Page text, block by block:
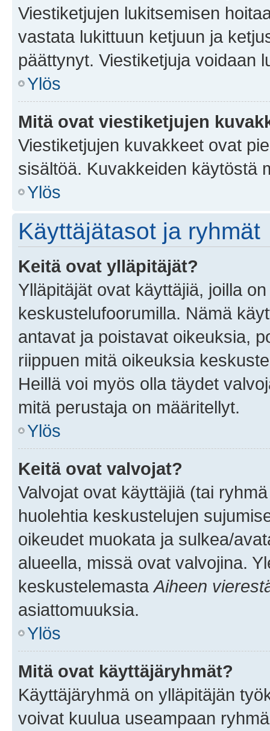
Viestiketjujen lukitsemisen
vastata lukittuun ketjuun ja
päättynyt. Viestiketjuja voidaan
Ylös
Mitä ovat viestiketjujen
Viestiketjujen kuvakkeet ovat
sisältöä. Kuvakkeiden käytöstä
Ylös
Käyttäjätasot ja ryhmät
Keitä ovat ylläpitäjät?
Ylläpitäjät ovat käyttäjiä, joilla
keskustelufoorumilla. Nämä
antavat ja poistavat oikeuksia,
riippuen mitä oikeuksia
Heillä voi myös olla täydet
mitä perustaja on määritellyt.
Ylös
Keitä ovat valvojat?
Valvojat ovat käyttäjiä (tai
huolehtia keskustelujen
oikeudet muokata ja sulkea/
alueella, missä ovat valvojina.
keskustelemasta Aiheen
asiattomuuksia.
Ylös
Mitä ovat käyttäjäryhmät?
Käyttäjäryhmä on ylläpitäjän
voivat kuulua useampaan